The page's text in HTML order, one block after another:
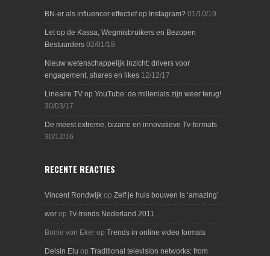
BN-er als influencer effectief op Instagram? 01/10/19
Let op de Kassa, Wegmisbruikers en Bezopen
Bestuurders 02/01/18
Nieuw wetenschappelijk inzicht: drivers voor
engagement, shares en likes 12/12/17
Lineaire TV op YouTube: de millenials zijn weer terug!
30/03/17
De meest extreme, bizarre en innovatieve Tv-formats
30/12/16
RECENTE REACTIES
Vincent Rondwijk op Zelf je huis bouwen is ‘amazing’
wer op Tv-trends Nederland 2011
Bonie von Eker op Trends in online video formats
Delsin Elu op Traditional television networks: from